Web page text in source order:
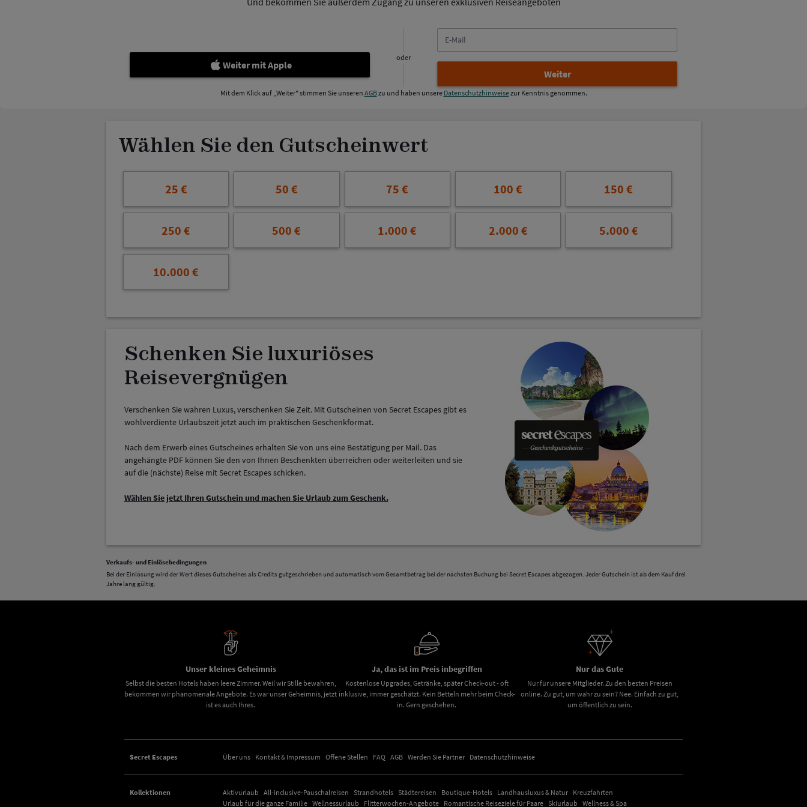
Mail
oder
Weiter mit Apple
Mit dem Klick auf „Weiter" stimmen Sie unseren AGBzu und haben unsere Datenschutzhinweisezur Kenntnis genommen.
Wählen Sie den Gutscheinwert
25 € 50 € 75 € 100 € 150 €
250 € 500 € 1.000 € 2.000 € 5.000 €
10.000 €
Schenken Sie luxuriöses
Reisevergnügen
Verschenken Sie wahren Luxus, verschenken Sie Zeit. Mit Gutscheinen von Secret Escapes gibt es
wohlverdiente Urlaubszeit jetzt auch im praktischen Geschenkformat.
Nach dem Erwerb eines Gutscheines erhalten Sie von uns eine Bestätigung per Mail. Das
angehängte PDF können Sie den von Ihnen Beschenkten überreichen oder weiterleiten und sie
auf die (nächste) Reise mit Secret Escapes schicken.
Wählen Sie jetzt Ihren Gutschein und machen Sie Urlaub zum Geschenk.
Verkaufs- und Einlösebedingungen
Bei der Einlösung wird der Wert dieses Gutscheines als Credits gutgeschrieben und automatisch vom Gesamtbetrag bei der nächsten Buchung bei Secret Escapes abgezogen. Jeder Gutschein ist ab dem Kauf drei
Jahre lang gültig.
Unser kleines Geheimnis
Selbst die besten Hotels haben leere Zimmer. Weil wir Stille bewahren,
bekommen wir phänomenale Angebote. Es war unser Geheimnis, jetzt
ist es auch Ihres.
Ja, das ist im Preis inbegriffen
Kostenlose Upgrades, Getränke, später Check-out - oft
inklusive, immer geschätzt. Kein Betteln mehr beim Check-
in. Gern geschehen.
Nur das Gute
Nur für unsere Mitglieder. Zu den besten Preisen
online. Zu gut, um wahr zu sein? Nee. Einfach zu gut,
um öffentlich zu sein.
Secret Escapes Über uns Kontakt & Impressum Offene Stellen FAQ AGB Werden Sie Partner Datenschutzhinweise
Kollektionen Aktivurlaub All-inclusive-Pauschalreisen Strandhotels Städtereisen Boutique-Hotels Landhausluxus & Natur Kreuzfahrten
Urlaub für die ganze Familie Wellnessurlaub Flitterwochen-Angebote Romantische Reiseziele für Paare Skiurlaub Wellness & Spa